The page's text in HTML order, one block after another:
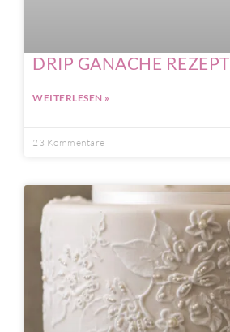
DRIP GANACHE REZEPT
WEITERLESEN »
23 Kommentare